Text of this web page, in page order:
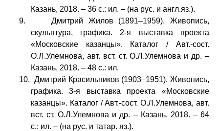
Казань, 2018. – 36 с.: ил. – (на рус. и англ.яз.).
9. Дмитрий Жилов (1891–1959). Живопись,
скульптура, графика. 2-я выставка проекта
«Московские казанцы». Каталог / Авт.-сост.
О.Л.Улемнова, авт. вст. ст. О.Л.Улемнова и др. –
Казань, 2018. – 48 с.: ил.
10. Дмитрий Красильников (1903–1951). Живопись,
графика. 3-я выставка проекта «Московские
казанцы». Каталог / Авт.-сост. О.Л.Улемнова, авт.
вст. ст. О.Л.Улемнова и др. – Казань, 2018. – 64
с.: ил. – (на рус. и татар. яз.).